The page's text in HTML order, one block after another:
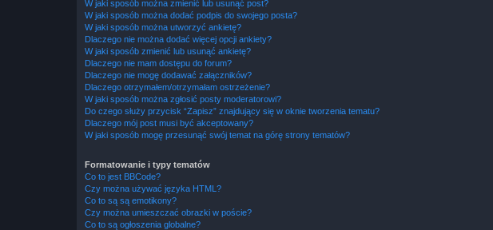
W jaki sposób można zmienić lub usunąć post?
W jaki sposób można dodać podpis do swojego posta?
W jaki sposób można utworzyć ankietę?
Dlaczego nie można dodać więcej opcji ankiety?
W jaki sposób zmienić lub usunąć ankietę?
Dlaczego nie mam dostępu do forum?
Dlaczego nie mogę dodawać załączników?
Dlaczego otrzymałem/otrzymałam ostrzeżenie?
W jaki sposób można zgłosić posty moderatorowi?
Do czego służy przycisk “Zapisz” znajdujący się w oknie tworzenia tematu?
Dlaczego mój post musi być akceptowany?
W jaki sposób mogę przesunąć swój temat na górę strony tematów?
Formatowanie i typy tematów
Co to jest BBCode?
Czy można używać języka HTML?
Co to są są emotikony?
Czy można umieszczać obrazki w poście?
Co to są ogłoszenia globalne?